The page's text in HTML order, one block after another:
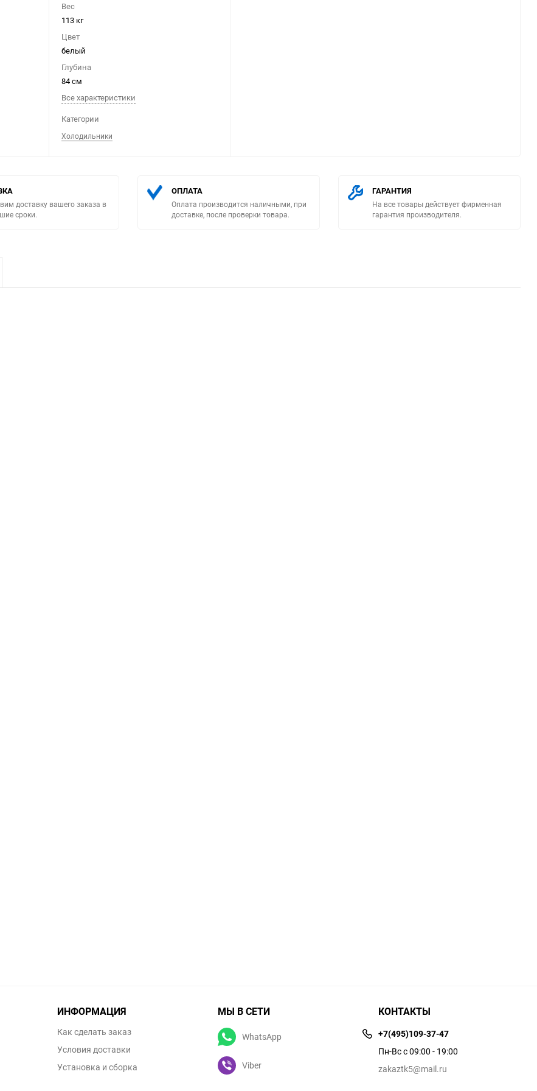
Вес
113 кг
Цвет
белый
Глубина
84 см
Все характеристики
Категории
Холодильники
доставку вашего заказа в
сроки.
ОПЛАТА
Оплата производится наличными, при
доставке, после проверки товара.
ГАРАНТИЯ
На все товары действует фирменная
гарантия производителя.
ИНФОРМАЦИЯ
Как сделать заказ
Условия доставки
Установка и сборка
МЫ В СЕТИ
WhatsApp
Viber
КОНТАКТЫ
+7(495)109-37-47
Пн-Вс с 09:00 - 19:00
zakaztk5@mail.ru